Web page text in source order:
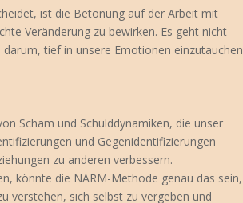
ist die Betonung auf der Arbeit mit
Veränderung zu bewirken. Es geht nicht
tief in unsere Emotionen einzutauchen
Scham und Schulddynamiken, die unser
und Gegenidentifizierungen
zu anderen verbessern.
könnte die NARM-Methode genau das sein,
verstehen, sich selbst zu vergeben und